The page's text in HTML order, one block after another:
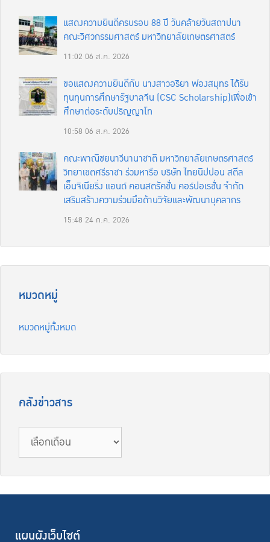
แสดงความยินดีครบรอบ 88 ปี วันคล้ายวันสถาปนา
คณะวิศวกรรมศาสตร์ มหาวิทยาลัยเกษตรศาสตร์
11:02 06 ส.ค. 2026
ขอแสดงความยินดีกับ นางสาวอริยา ฟองสมุทร ได้รับ
ทุนทุนการศึกษารัฐบาลจีน (CSC Scholarship)เพื่อเข้า
ศึกษาต่อระดับปริญญาโท
10:58 06 ส.ค. 2026
คณะพาณิชยนาวีนานาชาติ มหาวิทยาลัยเกษตรศาสตร์
วิทยาเขตศรีราชา ร่วมหารือ บริษัท ไทยนิปปอน สตีล
เอ็นจิเนียริ่ง แอนด์ คอนสตรัคชั่น คอร์ปอเรชั่น จำกัด
เสริมสร้างความร่วมมือด้านวิจัยและพัฒนาบุคลากร
15:48 24 ก.ค. 2026
หมวดหมู่
หมวดหมู่ทั้งหมด
คลังข่าวสาร
แผนผังเว็บไซต์